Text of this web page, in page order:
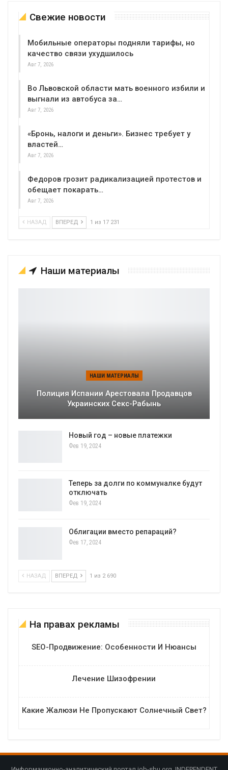
Свежие новости
Мобильные операторы подняли тарифы, но
качество связи ухудшилось
Авг 7, 2026
Во Львовской области мать военного избили и
выгнали из автобуса за…
Авг 7, 2026
«Бронь, налоги и деньги». Бизнес требует у
властей…
Авг 7, 2026
Федоров грозит радикализацией протестов и
обещает покарать…
Авг 7, 2026
НАЗАД ВПЕРЕД 1 из 17 231
Наши материалы
НАШИ МАТЕРИАЛЫ
Полиция Испании Арестовала Продавцов
Украинских Секс-Рабынь
Новый год – новые платежки
Фев 19, 2024
Теперь за долги по коммуналке будут
отключать
Фев 19, 2024
Облигации вместо репараций?
Фев 17, 2024
НАЗАД ВПЕРЕД 1 из 2 690
На правах рекламы
SEO-Продвижение: Особенности И Нюансы
Лечение Шизофрении
Какие Жалюзи Не Пропускают Солнечный Свет?